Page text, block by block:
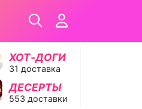
ХОТ‑ДОГИ
31 доставка
ДЕСЕРТЫ
553 доставки